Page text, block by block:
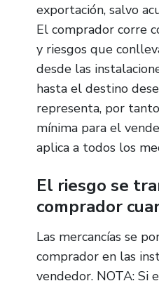
exportación, salvo
El comprador corre
y riesgos que
desde las
hasta el destino
representa, por
mínima para el
aplica a todos los
El riesgo se
comprador
Las mercancías se
comprador en las
vendedor. NOTA: Si